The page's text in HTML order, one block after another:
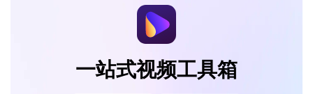
一站式视频工具箱